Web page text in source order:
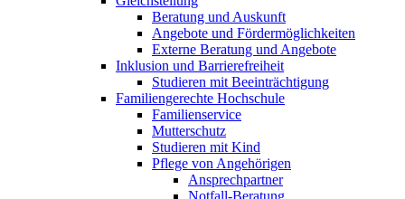
Beratung und Auskunft
Angebote und Fördermöglichkeiten
Externe Beratung und Angebote
Inklusion und Barrierefreiheit
Studieren mit Beeinträchtigung
Familiengerechte Hochschule
Familienservice
Mutterschutz
Studieren mit Kind
Pflege von Angehörigen
Ansprechpartner